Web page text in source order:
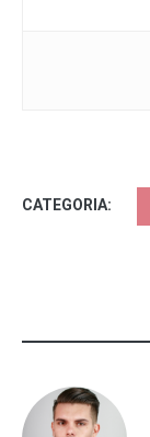
CATEGORIA: